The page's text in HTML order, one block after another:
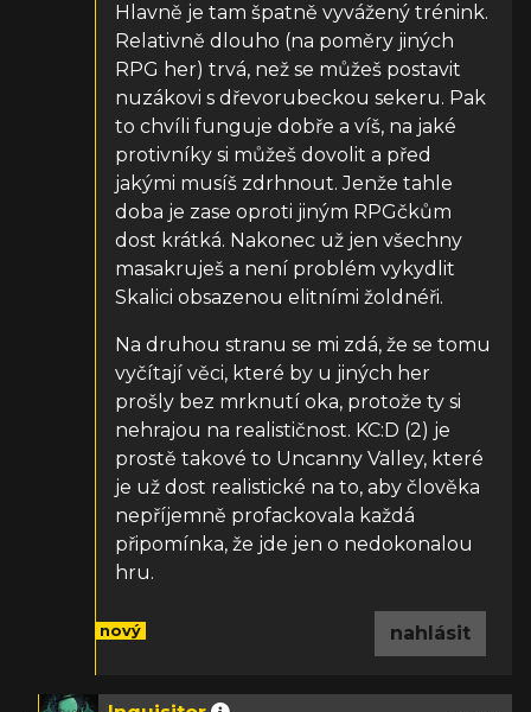
Hlavně je tam špatně vyvážený trénink.
Relativně dlouho (na poměry jiných
RPG her) trvá, než se můžeš postavit
nuzákovi s dřevorubeckou sekeru. Pak
to chvíli funguje dobře a víš, na jaké
protivníky si můžeš dovolit a před
jakými musíš zdrhnout. Jenže tahle
doba je zase oproti jiným RPGčkům
dost krátká. Nakonec už jen všechny
masakruješ a není problém vykydlit
Skalici obsazenou elitními žoldnéři.
Na druhou stranu se mi zdá, že se tomu
vyčítají věci, které by u jiných her
prošly bez mrknutí oka, protože ty si
nehrajou na realističnost. KC:D (2) je
prostě takové to Uncanny Valley, které
je už dost realistické na to, aby člověka
nepříjemně profackovala každá
připomínka, že jde jen o nedokonalou
hru.
nový nahlásit